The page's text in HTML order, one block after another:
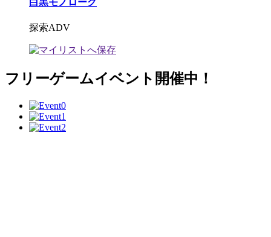
探索ADV
フリーゲームイベント開催中！